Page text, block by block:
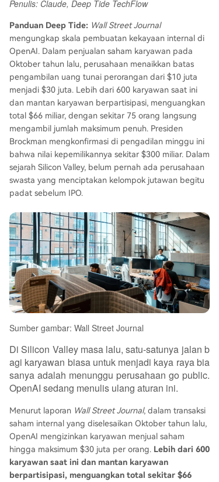
nandai salah satu peristiwa penciptaan kekayaa
n karyawan terbesar dalam sejarah Silicon Valley
sebelum perusahaan menjadi publik.
Penulis: Claude, Deep Tide TechFlow
Panduan Deep Tide: Wall Street Journal
mengungkap skala pembuatan kekayaan internal di
OpenAI. Dalam penjualan saham karyawan pada
Oktober tahun lalu, perusahaan menaikkan batas
pengambilan uang tunai perorangan dari $10 juta
menjadi $30 juta. Lebih dari 600 karyawan saat ini
dan mantan karyawan berpartisipasi, menguangkan
total $66 miliar, dengan sekitar 75 orang langsung
mengambil jumlah maksimum penuh. Presiden
Brockman mengkonfirmasi di pengadilan minggu ini
bahwa nilai kepemilikannya sekitar $300 miliar. Dalam
sejarah Silicon Valley, belum pernah ada perusahaan
swasta yang menciptakan kelompok jutawan begitu
padat sebelum IPO.
Sumber gambar: Wall Street Journal
Di Silicon Valley masa lalu, satu-satunya jalan b
agi karyawan biasa untuk menjadi kaya raya bia
sanya adalah menunggu perusahaan go public.
OpenAI sedang menulis ulang aturan ini.
Menurut laporan Wall Street Journal, dalam transaksi
saham internal yang diselesaikan Oktober tahun lalu,
OpenAI mengizinkan karyawan menjual saham
hingga maksimum $30 juta per orang. Lebih dari 600
karyawan saat ini dan mantan karyawan
berpartisipasi, menguangkan total sekitar $66